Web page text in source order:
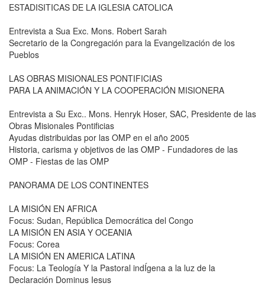
ESTADISITICAS DE LA IGLESIA CATOLICA
Entrevista a Sua Exc. Mons. Robert Sarah
Secretario de la Congregación para la Evangelización de los
Pueblos
LAS OBRAS MISIONALES PONTIFICIAS
PARA LA ANIMACIÓN Y LA COOPERACIÓN MISIONERA
Entrevista a Su Exc.. Mons. Henryk Hoser, SAC, Presidente de las
Obras Misionales Pontificias
Ayudas distribuidas por las OMP en el año 2005
Historia, carisma y objetivos de las OMP - Fundadores de las
OMP - Fiestas de las OMP
PANORAMA DE LOS CONTINENTES
LA MISIÓN EN AFRICA
Focus: Sudan, República Democrática del Congo
LA MISIÓN EN ASIA Y OCEANIA
Focus: Corea
LA MISIÓN EN AMERICA LATINA
Focus: La Teología Y la Pastoral indÍgena a la luz de la
Declaración Dominus Iesus